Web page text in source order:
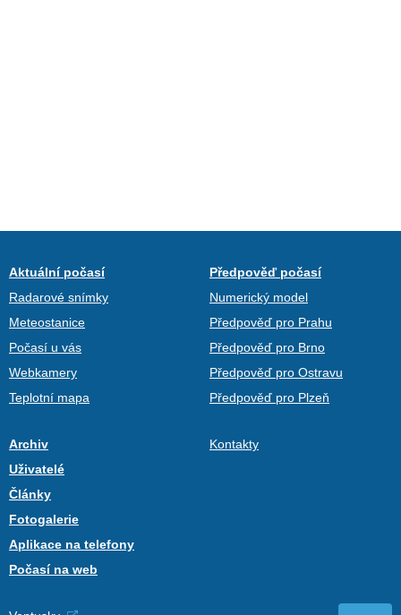
Aktuální počasí
Radarové snímky
Meteostanice
Počasí u vás
Webkamery
Teplotní mapa
Předpověď počasí
Numerický model
Předpověď pro Prahu
Předpověď pro Brno
Předpověď pro Ostravu
Předpověď pro Plzeň
Archiv
Uživatelé
Články
Fotogalerie
Aplikace na telefony
Počasí na web
Kontakty